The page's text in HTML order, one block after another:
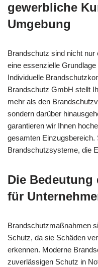
gewerbliche
Umgebung
Brandschutz sind nicht
eine essenzielle
Individuelle
Brandschutz GmbH stellt
mehr als den
sondern darüber
garantieren wir Ihnen
gesamten
Brandschutzsysteme, die
Die Bedeutung
für
Brandschutzmaßnahmen
Schutz, da sie Schäden
erkennen. Moderne
zuverlässigen Schutz in